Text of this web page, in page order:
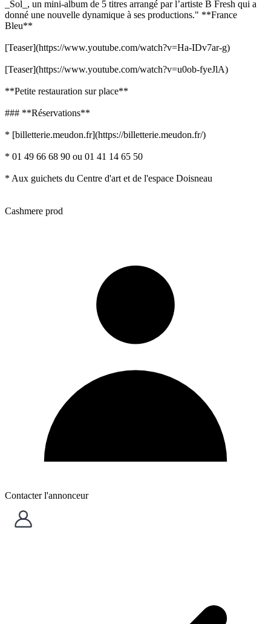
_Sol_, un mini-album de 5 titres arrangé par l’artiste B Fresh qui a
donné une nouvelle dynamique à ses productions." **France
Bleu**
[Teaser](https://www.youtube.com/watch?v=Ha-IDv7ar-g)
[Teaser](https://www.youtube.com/watch?v=u0ob-fyeJlA)
**Petite restauration sur place**
### **Réservations**
* [billetterie.meudon.fr](https://billetterie.meudon.fr/)
* 01 49 66 68 90 ou 01 41 14 65 50
* Aux guichets du Centre d'art et de l'espace Doisneau
Cashmere prod
Contacter l'annonceur